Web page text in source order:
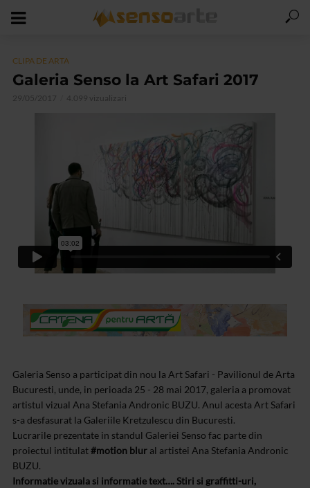
CLIPA DE ARTA
Galeria Senso la Art Safari 2017
29/05/2017 4.099 vizualizari
Galeria Senso a participat din nou la Art Safari - Pavilionul de Arta
Bucuresti, unde, in perioada 25 - 28 mai 2017, galeria a promovat
artistul vizual Ana Stefania Andronic BUZU. Anul acesta Art Safari
s-a desfasurat la Galeriile Kretzulescu din Bucuresti.
Lucrarile prezentate in standul Galeriei Senso fac parte din
proiectul intitulat#motion blur al artistei Ana Stefania Andronic
BUZU.
Informatie vizuala si informatie text…. Stiri si graffitti-uri,